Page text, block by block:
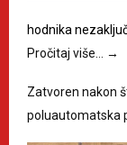
hodnika
Pročitaj više…
→
Zatvoren nakon
poluautomatska